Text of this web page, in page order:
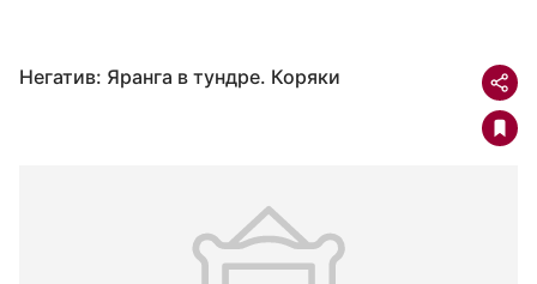
Негатив: Яранга в тундре. Коряки